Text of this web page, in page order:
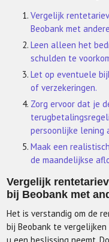
Vergelijk
Beobank met
Leen alleen het
schulden te
Let op eventuele
of verzekeringen.
Zorg ervoor dat je
persoonlijke lening
Maak een
de maandelijkse
Vergelijk
bij Beobank met
Het is verstandig om de
bij Beobank te